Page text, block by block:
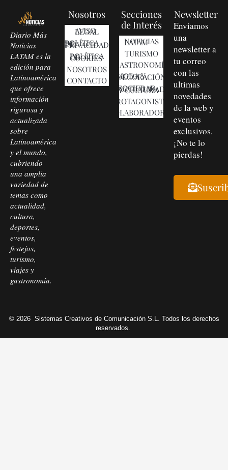
Diario Más
Noticias
LATAM es la
edición para
Latinoamérica
que ofrece
información
rigurosa y
actualizada
sobre
Latinoamérica
y el mundo,
cubriendo
una amplia
variedad de
temas como
actualidad,
cultura,
deportes,
eventos,
festejos,
turismo,
viajes y
gastronomía.
Nosotros
AVISO LEGAL
POLÍTICA DE PRIVACIDAD
POLÍTICA DE COOKIES
NOSOTROS
CONTACTO
Secciones
de Interés
NOTICIAS LATAM
TURISMO
GASTRONOMÍA
MODA Y DECORACIÓN
SOCIEDAD, ACTUALIDAD Y CULTURA
PROTAGONISTAS
COLABORADORES
Newsletter
Enviamos
una
newsletter a
tu correo
con las
ultimas
novedades
de la web y
eventos
exclusivos.
¡No te lo
pierdas!
© 2026 Sistemas Creativos de Comunicación S.L. Todos los derechos
reservados.